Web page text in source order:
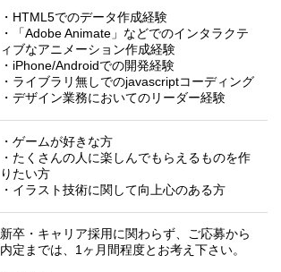
・HTML5でのデータ作成経験
・「Adobe Animate」などでのインタラクテ
ィブなアニメーション作成経験
・iPhone/Androidでの開発経験
・ライブラリ無しでのjavascriptコーディング
・デザイン業務においてのリーダー経験
・ゲームが好きな方
・たくさんの人に楽しんでもらえるものを作
りたい方
・イラスト技術に関して向上心のある方
新卒・キャリア採用に関わらず、ご応募から
内定までは、1ヶ月間程度とお考え下さい。